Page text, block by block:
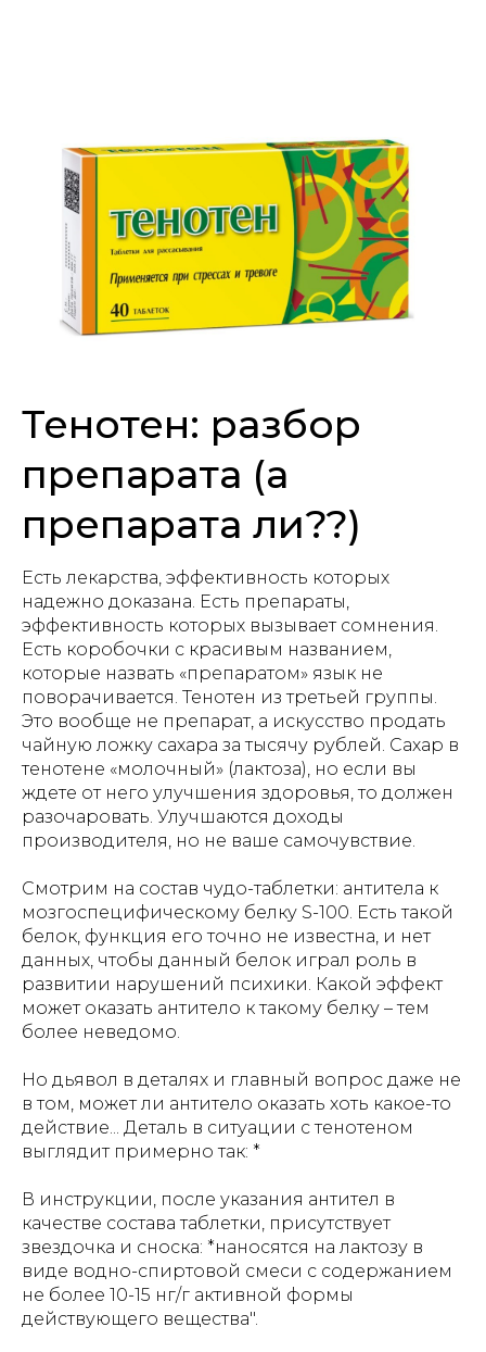
Тенотен: разбор
препарата (а
препарата ли??)
Есть лекарства, эффективность которых
надежно доказана. Есть препараты,
эффективность которых вызывает сомнения.
Есть коробочки с красивым названием,
которые назвать «препаратом» язык не
поворачивается. Тенотен из третьей группы.
Это вообще не препарат, а искусство продать
чайную ложку сахара за тысячу рублей. Сахар в
тенотене «молочный» (лактоза), но если вы
ждете от него улучшения здоровья, то должен
разочаровать. Улучшаются доходы
производителя, но не ваше самочувствие.
Смотрим на состав чудо-таблетки: антитела к
мозгоспецифическому белку S-100. Есть такой
белок, функция его точно не известна, и нет
данных, чтобы данный белок играл роль в
развитии нарушений психики. Какой эффект
может оказать антитело к такому белку – тем
более неведомо.
Но дьявол в деталях и главный вопрос даже не
в том, может ли антитело оказать хоть какое-то
действие... Деталь в ситуации с тенотеном
выглядит примерно так: *
В инструкции, после указания антител в
качестве состава таблетки, присутствует
звездочка и сноска: *наносятся на лактозу в
виде водно-спиртовой смеси с содержанием
не более 10-15 нг/г активной формы
действующего вещества".